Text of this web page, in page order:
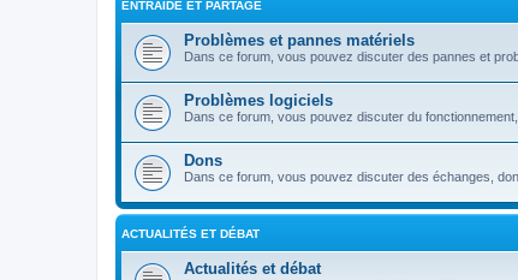
ENTRAIDE ET PARTAGE
Problèmes et pannes matériels
Dans ce forum, vous pouvez discuter des pannes et
Problèmes logiciels
Dans ce forum, vous pouvez discuter du
Dons
Dans ce forum, vous pouvez discuter des échanges,
ACTUALITÉS ET DÉBAT
Actualités et débat